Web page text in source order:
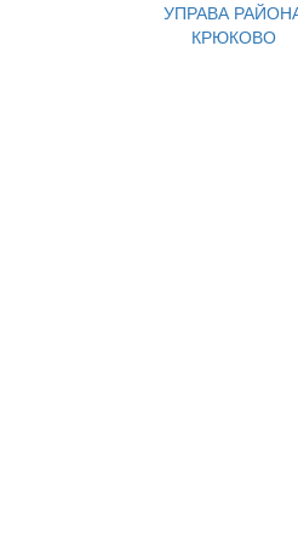
УПРАВА
КРЮКОВО